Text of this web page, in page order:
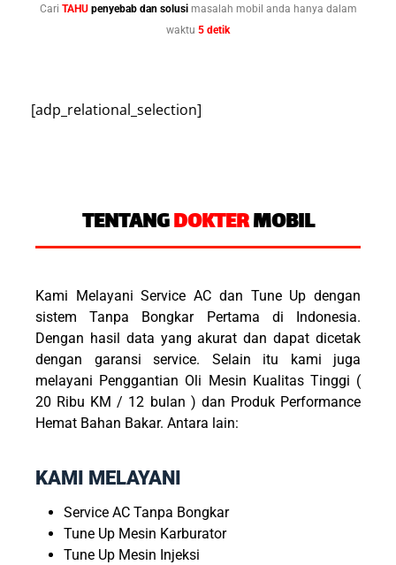
Cari TAHU penyebab dan solusi masalah mobil anda hanya dalam
waktu 5 detik
[adp_relational_selection]
TENTANGDOKTERMOBIL
Kami Melayani Service AC dan Tune Up dengan
sistem Tanpa Bongkar Pertama di Indonesia.
Dengan hasil data yang akurat dan dapat dicetak
dengan garansi service. Selain itu kami juga
melayani Penggantian Oli Mesin Kualitas Tinggi (
20 Ribu KM / 12 bulan ) dan Produk Performance
Hemat Bahan Bakar. Antara lain:
KAMI MELAYANI
Service AC Tanpa Bongkar
Tune Up Mesin Karburator
Tune Up Mesin Injeksi